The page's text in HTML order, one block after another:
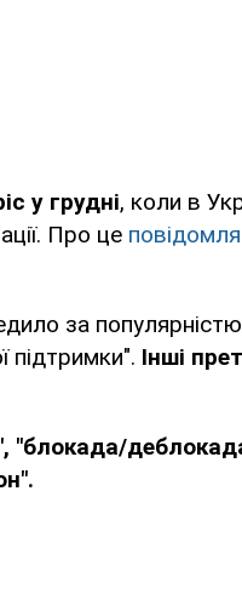
у грудні, коли в
Про це
за
підтримки". Інші
"блокада/